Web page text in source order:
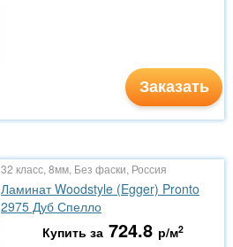
Заказать
32 класс, 8мм, Без фаски, Россия
Ламинат Woodstyle (Egger) Pronto
2975 Дуб Спелло
Купить за 724.8 р/м2